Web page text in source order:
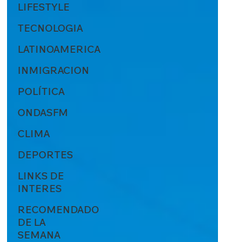
LIFESTYLE
TECNOLOGIA
LATINOAMERICA
INMIGRACION
POLÍTICA
ONDASFM
CLIMA
DEPORTES
LINKS DE
INTERES
RECOMENDADO
DE LA
SEMANA